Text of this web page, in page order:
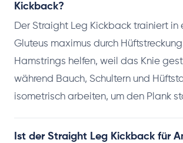
Kickback?
Der Straight Leg Kickback trainiert in
Gluteus maximus durch
Hamstrings helfen, weil das Knie
während Bauch, Schultern und
isometrisch arbeiten, um den Plank
Ist der Straight Leg Kickback für